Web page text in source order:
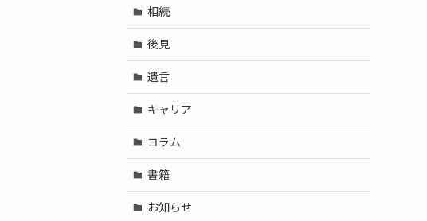
相続
後見
遺言
キャリア
コラム
書籍
お知らせ